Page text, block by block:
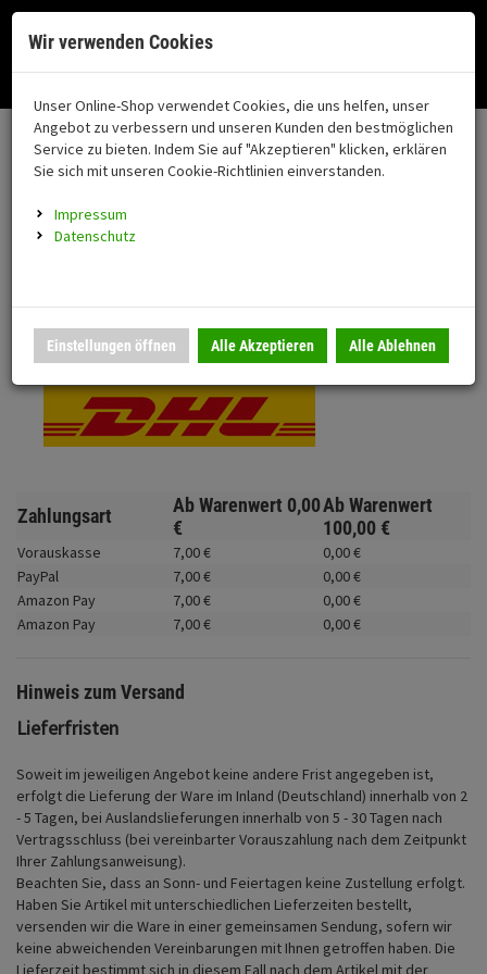
Fahrzeugteile
Alle Kategorien
FAHRZEUGTEILE
Montageständer
Beleuchtung
Fahrwerk
Zubehör
Merchandise
Neuheiten
coming soon
Anmelden | Registrieren Merkzettel
Ihr Warenkorb ist momentan leer.
Ergebnisse () Fertig
Nutzung unserer Dienste erklären Sie sich damit einverstanden!
Okay Datenschutz
Menü
Motorrad auswählen
Versand & Lieferung
Bitte wählen Sie Ihr Lieferland.
DHL National
Zahlungsart Ab Warenwert 0,00
€
Ab Warenwert
100,00 €
Vorauskasse 7,00€ 0,00€
PayPal
7,00€ 0,00€
Amazon Pay
7,00€ 0,00€
Amazon Pay
7,00€ 0,00€
Hinweis zum Versand
Lieferfristen
Soweit im jeweiligen Angebot keine andere Frist angegeben ist,
erfolgt die Lieferung der Ware im Inland (Deutschland) innerhalb von 2
- 5 Tagen, bei Auslandslieferungen innerhalb von 5 - 30 Tagen nach
Vertragsschluss (bei vereinbarter Vorauszahlung nach dem Zeitpunkt
Ihrer Zahlungsanweisung).
Beachten Sie, dass an Sonn- und Feiertagen keine Zustellung erfolgt.
Haben Sie Artikel mit unterschiedlichen Lieferzeiten bestellt,
versenden wir die Ware in einer gemeinsamen Sendung, sofern wir
keine abweichenden Vereinbarungen mit Ihnen getroffen haben. Die
Lieferzeit bestimmt sich in diesem Fall nach dem Artikel mit der
Wir verwenden Cookies
Unser Online-Shop verwendet Cookies, die uns helfen, unser
Angebot zu verbessern und unseren Kunden den bestmöglichen
Service zu bieten. Indem Sie auf "Akzeptieren" klicken, erklären
Sie sich mit unseren Cookie-Richtlinien einverstanden.
Impressum
Datenschutz
Einstellungen öffnen Alle Akzeptieren Alle Ablehnen